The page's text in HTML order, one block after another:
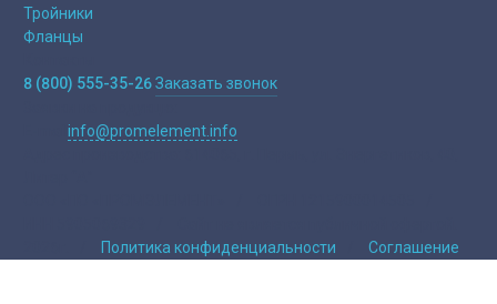
Тройники
Фланцы
8 (800) 555-35-26Заказать звонок
info@promelement.info
Политика конфиденциальности Соглашение